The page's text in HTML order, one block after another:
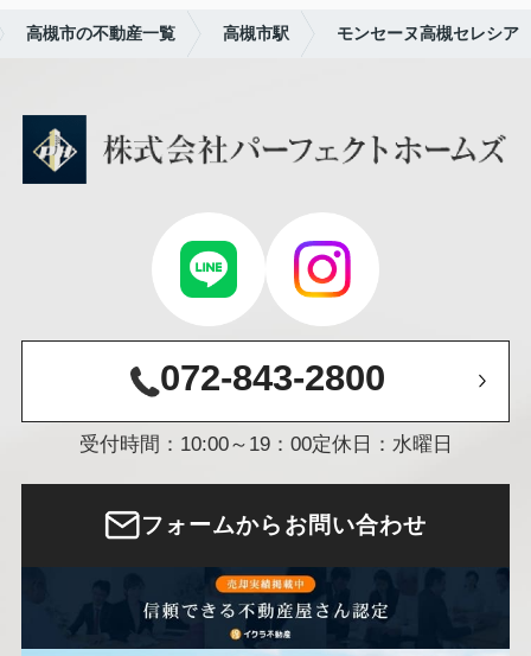
高槻市の不動産一覧 高槻市駅 モンセーヌ高槻セレシア
072-843-2800
受付時間：10:00～19：00定休日：水曜日
フォームからお問い合わせ